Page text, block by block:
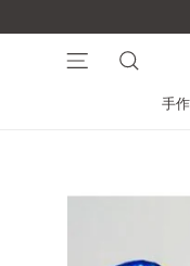
ン
手